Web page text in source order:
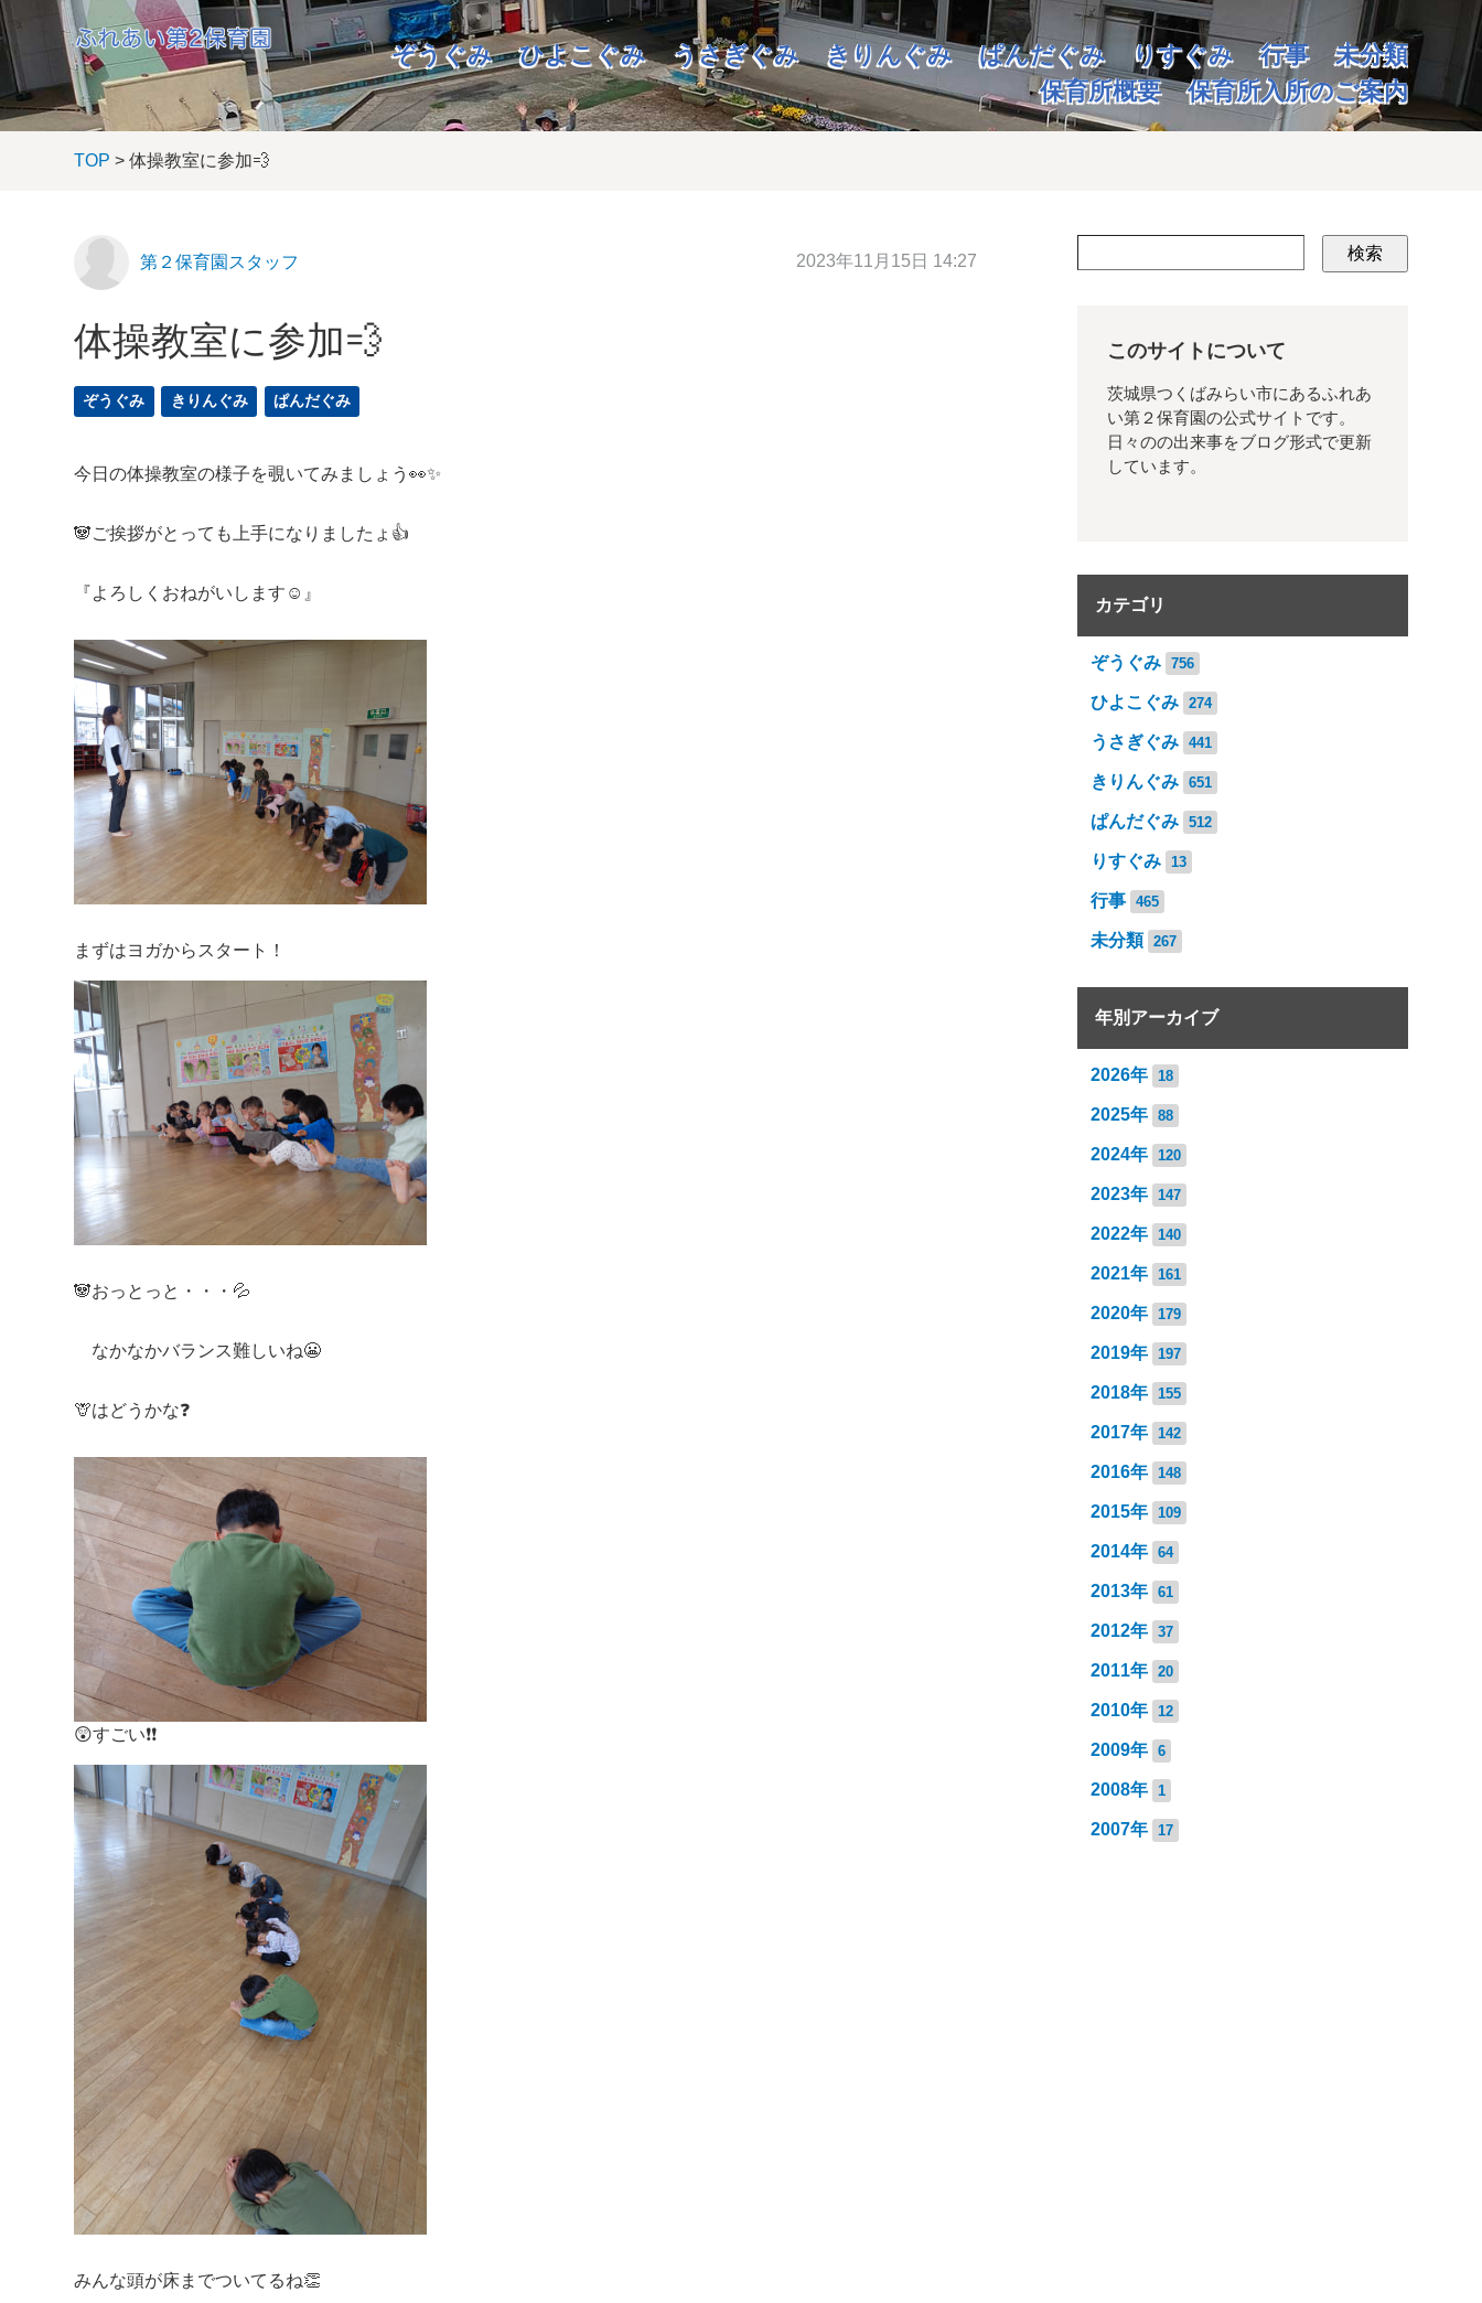
ぞうぐみ ひよこぐみ うさぎぐみ きりんぐみ ぱんだぐみ りすぐみ 行事
未分類
保育所概要
保育所入所のご案内
TOP > 体操教室に参加💨
第２保育園スタッフ 2023年11月15日 14:27
体操教室に参加💨
ぞうぐみ きりんぐみ ぱんだぐみ
今日の体操教室の様子を覗いてみましょう👀✨
🐼ご挨拶がとっても上手になりましたょ👍
『よろしくおねがいします☺️』
まずはヨガからスタート！
🐼おっとっと・・・💦
なかなかバランス難しいね😬
🦒はどうかな❓
😲すごい❗❗
みんな頭が床までついてるね👏
検索
このサイトについて
茨城県つくばみらい市にあるふれあ
い第２保育園の公式サイトです。
日々のの出来事をブログ形式で更新
しています。
カテゴリ
ぞうぐみ 756
ひよこぐみ 274
うさぎぐみ 441
きりんぐみ 651
ぱんだぐみ 512
りすぐみ 13
行事 465
未分類 267
年別アーカイブ
2026年 18
2025年 88
2024年 120
2023年 147
2022年 140
2021年 161
2020年 179
2019年 197
2018年 155
2017年 142
2016年 148
2015年 109
2014年 64
2013年 61
2012年 37
2011年 20
2010年 12
2009年 6
2008年 1
2007年 17